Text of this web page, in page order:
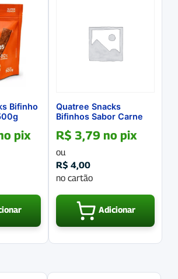
Bifinho
pix
Quatree Snacks
Bifinhos Sabor Carne
R$ 3,79 no pix
ou
R$ 4,00
no cartão
Adicionar